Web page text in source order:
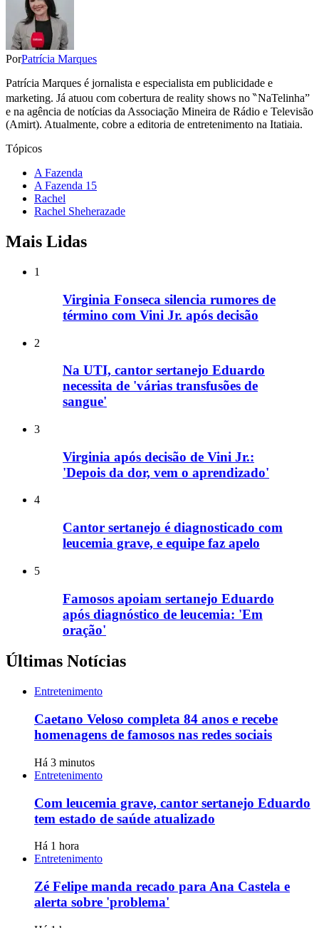
PorPatrícia Marques
Patrícia Marques é jornalista e especialista em publicidade e
marketing. Já atuou com cobertura de reality shows no ‶NaTelinha”
e na agência de notícias da Associação Mineira de Rádio e Televisão
(Amirt). Atualmente, cobre a editoria de entretenimento na Itatiaia.
Tópicos
A Fazenda
A Fazenda 15
Rachel
Rachel Sheherazade
Mais Lidas
1
Virginia Fonseca silencia rumores de
término com Vini Jr. após decisão
2
Na UTI, cantor sertanejo Eduardo
necessita de 'várias transfusões de
sangue'
3
Virginia após decisão de Vini Jr.:
'Depois da dor, vem o aprendizado'
4
Cantor sertanejo é diagnosticado com
leucemia grave, e equipe faz apelo
5
Famosos apoiam sertanejo Eduardo
após diagnóstico de leucemia: 'Em
oração'
Últimas Notícias
Entretenimento
Caetano Veloso completa 84 anos e recebe
homenagens de famosos nas redes sociais
Há 3 minutos
Entretenimento
Com leucemia grave, cantor sertanejo Eduardo
tem estado de saúde atualizado
Há 1 hora
Entretenimento
Zé Felipe manda recado para Ana Castela e
alerta sobre 'problema'